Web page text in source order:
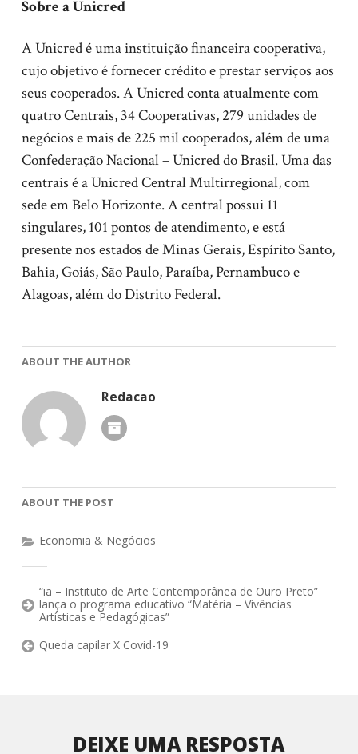
Sobre a Unicred
A Unicred é uma instituição financeira cooperativa,
cujo objetivo é fornecer crédito e prestar serviços aos
seus cooperados. A Unicred conta atualmente com
quatro Centrais, 34 Cooperativas, 279 unidades de
negócios e mais de 225 mil cooperados, além de uma
Confederação Nacional – Unicred do Brasil. Uma das
centrais é a Unicred Central Multirregional, com
sede em Belo Horizonte. A central possui 11
singulares, 101 pontos de atendimento, e está
presente nos estados de Minas Gerais, Espírito Santo,
Bahia, Goiás, São Paulo, Paraíba, Pernambuco e
Alagoas, além do Distrito Federal.
ABOUT THE AUTHOR
Redacao
ABOUT THE POST
Economia & Negócios
“ia – Instituto de Arte Contemporânea de Ouro Preto”
lança o programa educativo “Matéria – Vivências
Artísticas e Pedagógicas”
Queda capilar X Covid-19
DEIXE UMA RESPOSTA